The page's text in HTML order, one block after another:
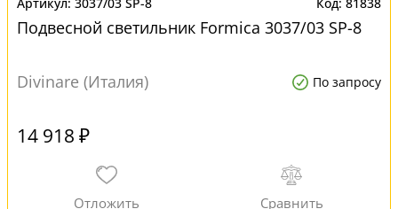
Подвесной светильник Formica 3037/03 SP-8
Divinare (Италия) По запросу
14 918 ₽